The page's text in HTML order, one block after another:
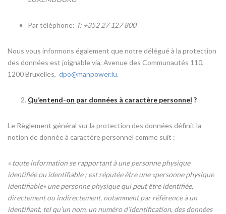
Par téléphone: T: +352 27 127 800
Nous vous informons également que notre délégué à la protection
des données est joignable via, Avenue des Communautés 110,
1200 Bruxelles, dpo@manpower.lu.
Qu’entend-on par données à caractère personnel ?
Le Règlement général sur la protection des données définit la
notion de donnée à caractère personnel comme suit :
« toute information se rapportant à une personne physique
identifiée ou identifiable ; est réputée être une «personne physique
identifiable» une personne physique qui peut être identifiée,
directement ou indirectement, notamment par référence à un
identifiant, tel qu’un nom, un numéro d’identification, des données